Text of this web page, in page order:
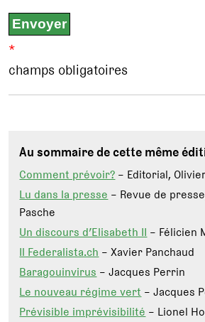
*
champs obligatoires
Au sommaire de cette même
Comment prévoir? – Editorial,
Lu dans la presse – Revue de
Pasche
Un discours d’Elisabeth II – Félicien
Il Federalista.ch – Xavier Panchaud
Baragouinvirus – Jacques Perrin
Le nouveau régime vert – Jacques
Prévisible imprévisibilité – Lionel